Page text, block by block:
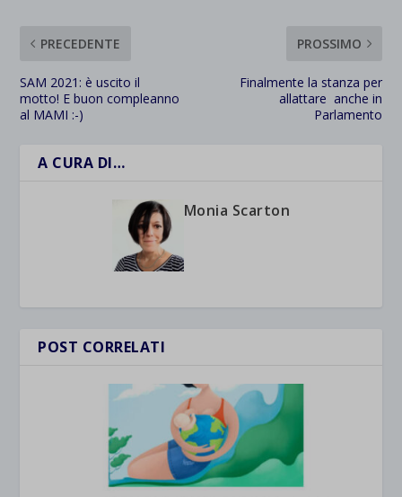
PRECEDENTE
SAM 2021: è uscito il
motto! E buon compleanno
al MAMI :-)
PROSSIMO
Finalmente la stanza per
allattare anche in
Parlamento
A CURA DI…
Monia Scarton
POST CORRELATI